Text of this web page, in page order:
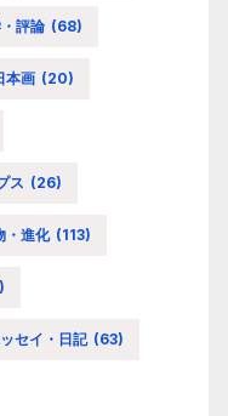
評論 (68)
本画 (20)
ス (26)
・進化 (113)
セイ・日記 (63)